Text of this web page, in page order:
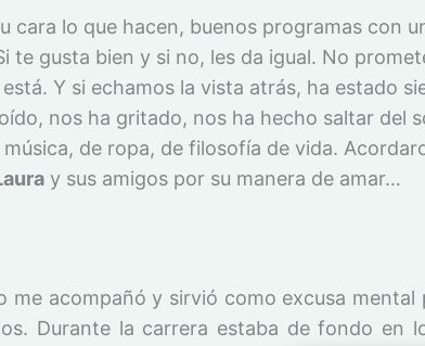
cara lo que hacen, buenos programas con
te gusta bien y si no, les da igual. No
Y si echamos la vista atrás, ha estado
nos ha gritado, nos ha hecho saltar del
de ropa, de filosofía de vida.
y sus amigos por su manera de amar…
me acompañó y sirvió como excusa mental
Durante la carrera estaba de fondo en